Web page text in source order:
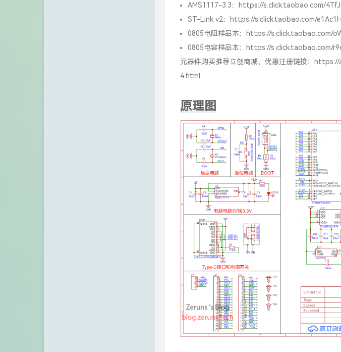
AMS1117-3.3： https://s.click.taobao.com/
ST-Link v2： https://s.click.taobao.com/
0805电阻样品本： https://s.click.taobao.com/
0805电容样品本： https://s.click.taobao.com/
元器件购买推荐立创商城，优惠注册链接： https://
4.html
原理图